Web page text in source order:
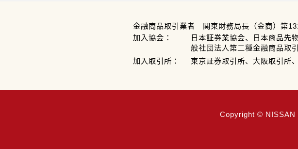
金融商品取引業者 関東財務局長（金商）第
加入協会：
日本証券業協会、日本商品先
般社団法人第二種金融商品取
加入取引所：
東京証券取引所、大阪取引所
Copyright © NISSAN